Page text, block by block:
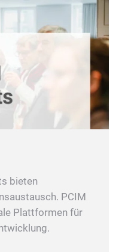
bieten
PCIM
Plattformen für